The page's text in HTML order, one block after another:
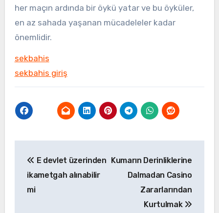
her maçın ardında bir öykü yatar ve bu öyküler,
en az sahada yaşanan mücadeleler kadar
önemlidir.
sekbahis
sekbahis giriş
gezinmesi
E devlet üzerinden
ikametgah alınabilir
mi
Kumarın Derinliklerine
Dalmadan Casino
Zararlarından
Kurtulmak